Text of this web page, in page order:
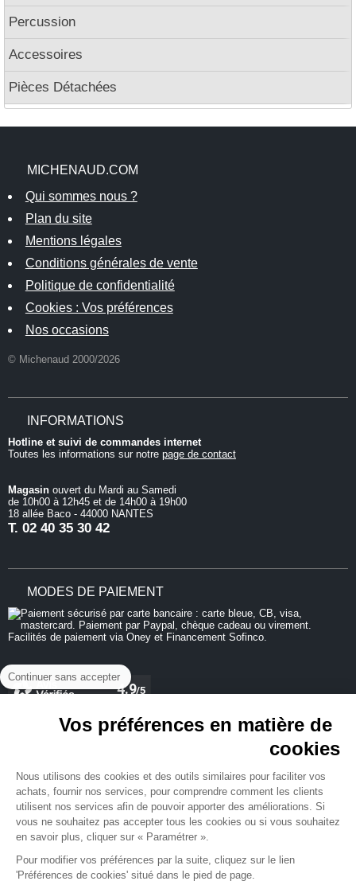
Continuer sans accepter
Vos préférences en matière de
cookies
Nous utilisons des cookies et des outils similaires pour faciliter vos
achats, fournir nos services, pour comprendre comment les clients
utilisent nos services afin de pouvoir apporter des améliorations. Si
vous ne souhaitez pas accepter tous les cookies ou si vous souhaitez
en savoir plus, cliquer sur « Paramétrer ».
Pour modifier vos préférences par la suite, cliquez sur le lien
'Préférences de cookies' situé dans le pied de page.
Percussion
Accessoires
Pièces Détachées
MICHENAUD.COM
Qui sommes nous ?
Plan du site
Mentions légales
Conditions générales de vente
Politique de confidentialité
Cookies : Vos préférences
Nos occasions
© Michenaud 2000/2026
INFORMATIONS
Hotline et suivi de commandes internet
Toutes les informations sur notre page de contact
Magasin ouvert du Mardi au Samedi
de 10h00 à 12h45 et de 14h00 à 19h00
18 allée Baco - 44000 NANTES
T. 02 40 35 30 42
MODES DE PAIEMENT
NEWSLETTER